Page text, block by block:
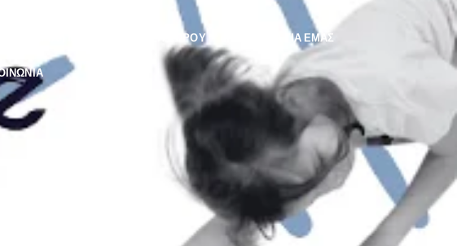
ΓΙΑ
ΕΝΟΙΚΊΑΣΗ ΧΏΡΟΥ ΛΊΓΑ ΛΌΓΙΑ ΓΙΑ ΕΜΆΣ